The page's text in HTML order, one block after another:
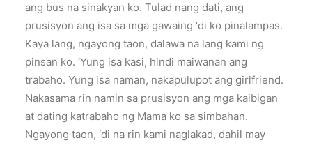
ang bus na sinakyan ko. Tulad nang dati, ang
prusisyon ang isa sa mga gawaing ‘di ko pinalampas.
Kaya lang, ngayong taon, dalawa na lang kami ng
pinsan ko. ‘Yung isa kasi, hindi maiwanan ang
trabaho. Yung isa naman, nakapulupot ang girlfriend.
Nakasama rin namin sa prusisyon ang mga kaibigan
at dating katrabaho ng Mama ko sa simbahan.
Ngayong taon, ‘di na rin kami naglakad, dahil may